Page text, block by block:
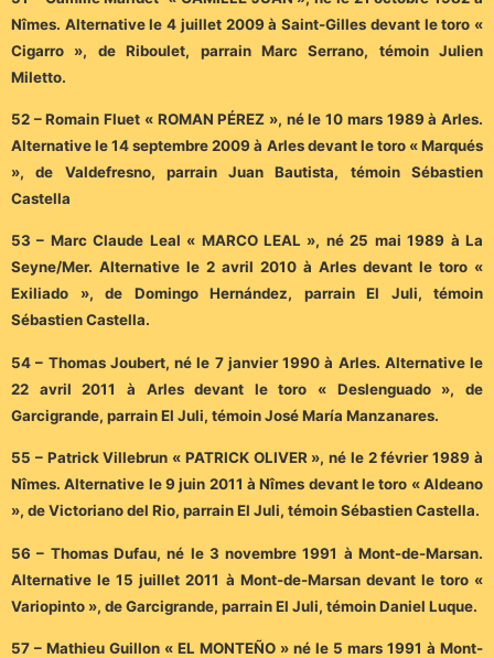
Nîmes. Alternative le 4 juillet 2009 à Saint-Gilles devant le toro «
Cigarro », de Riboulet, parrain Marc Serrano, témoin Julien
Miletto.
52 – Romain Fluet « ROMAN PÉREZ », né le 10 mars 1989 à Arles.
Alternative le 14 septembre 2009 à Arles devant le toro « Marqués
», de Valdefresno, parrain Juan Bautista, témoin Sébastien
Castella
53 – Marc Claude Leal « MARCO LEAL », né 25 mai 1989 à La
Seyne/Mer. Alternative le 2 avril 2010 à Arles devant le toro «
Exiliado », de Domingo Hernández, parrain El Juli, témoin
Sébastien Castella.
54 – Thomas Joubert, né le 7 janvier 1990 à Arles. Alternative le
22 avril 2011 à Arles devant le toro « Deslenguado », de
Garcigrande, parrain El Juli, témoin José María Manzanares.
55 – Patrick Villebrun « PATRICK OLIVER », né le 2 février 1989 à
Nîmes. Alternative le 9 juin 2011 à Nîmes devant le toro « Aldeano
», de Victoriano del Rio, parrain El Juli, témoin Sébastien Castella.
56 – Thomas Dufau, né le 3 novembre 1991 à Mont-de-Marsan.
Alternative le 15 juillet 2011 à Mont-de-Marsan devant le toro «
Variopinto », de Garcigrande, parrain El Juli, témoin Daniel Luque.
57 – Mathieu Guillon « EL MONTEÑO » né le 5 mars 1991 à Mont-